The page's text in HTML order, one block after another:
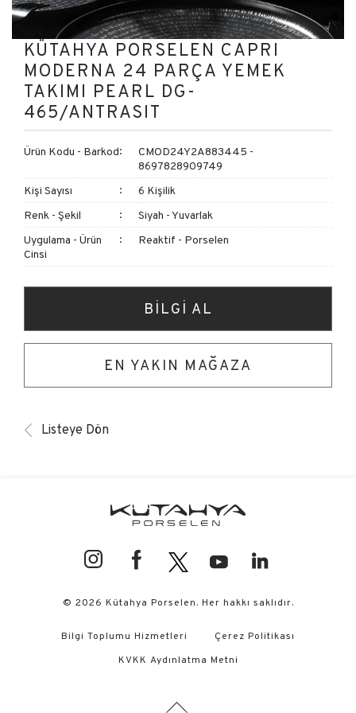
KÜTAHYA PORSELEN CAPRI
MODERNA 24 PARÇA YEMEK
TAKIMI PEARL DG-
465/ANTRASIT
Ürün Kodu - Barkod
CMOD24Y2A883445 -
8697828909749
Kişi Sayısı
6 Kişilik
Renk - Şekil
Siyah - Yuvarlak
Uygulama - Ürün
Cinsi
Reaktif - Porselen
BİLGİ AL
EN YAKIN MAĞAZA
Listeye Dön
© 2026 Kütahya Porselen. Her hakkı saklıdır.
Bilgi Toplumu Hizmetleri
Çerez Politikası
KVKK Aydınlatma Metni